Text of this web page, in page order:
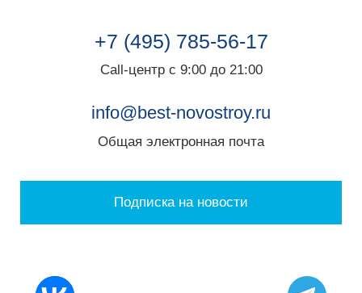
+7 (495) 785-56-17
Call-центр с 9:00 до 21:00
info@best-novostroy.ru
Общая электронная почта
Подписка на новости